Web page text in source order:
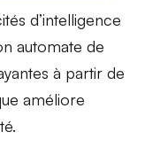
d’intelligence
automate de
à partir de
améliore